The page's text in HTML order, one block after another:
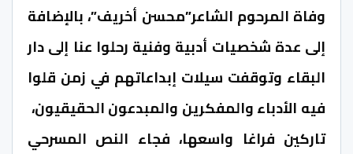
وفاة المرحوم الشاعر”محسن أخريف”، بالإضافة
إلى عدة شخصيات أدبية وفنية رحلوا عنا إلى دار
البقاء وتوقفت سيلات إبداعاتهم في زمن قلوا
فيه الأدباء والمفكرين والمبدعون الحقيقيون،
تاركين فراغا واسعها، فجاء النص المسرحي